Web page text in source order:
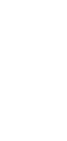
de kuit.
Cut
De sokken
grip in de
middenvoet
er minder
zeker
ervoor